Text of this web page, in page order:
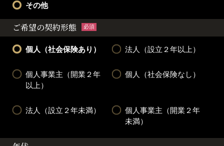
その他
ご希望の契約形態 必須
個人（社会保険あり） 法人（設立２年以上）
個人事業主（開業２年
以上）
個人（社会保険なし）
法人（設立２年未満）
個人事業主（開業２年
未満）